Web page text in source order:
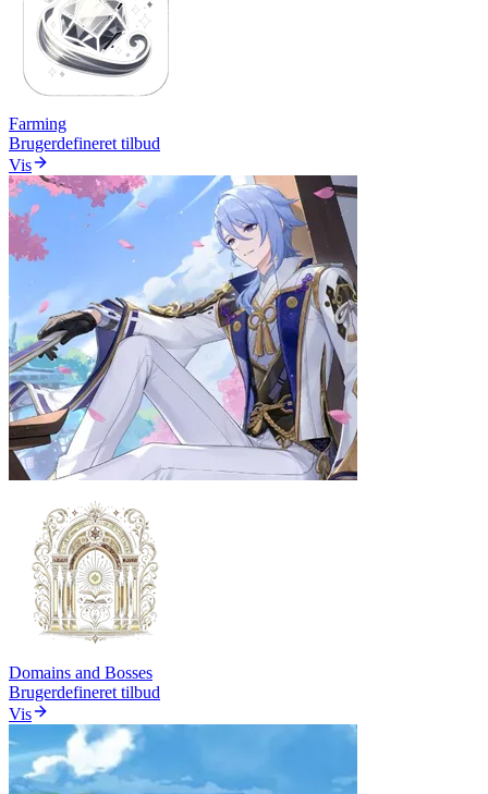
Farming
Brugerdefineret tilbud
Vis
Domains and Bosses
Brugerdefineret tilbud
Vis